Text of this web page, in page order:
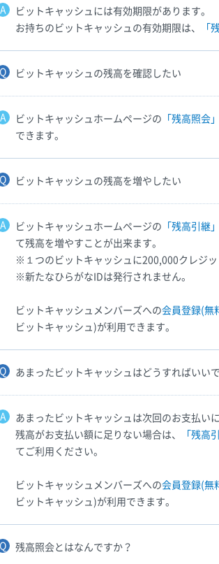
ビットキャッシュには有効期限があります。
お持ちのビットキャッシュの有効期限は、
「
ビットキャッシュの残高を確認したい
ビットキャッシュホームページの 「残高照会
できます。
ビットキャッシュの残高を増やしたい
ビットキャッシュホームページの 「残高引継
て残高を増やすことが出来ます。
※１つのビットキャッシュに200,000クレジ
※新たなひらがなIDは発行されません。
ビットキャッシュメンバーズへの会員登録(無
ビットキャッシュ)が利用できます。
あまったビットキャッシュはどうすればいい
あまったビットキャッシュは次回のお支払い
残高がお支払い額に足りない場合は、
「残高
てご利用ください。
ビットキャッシュメンバーズへの会員登録(無
ビットキャッシュ)が利用できます。
残高照会とはなんですか？